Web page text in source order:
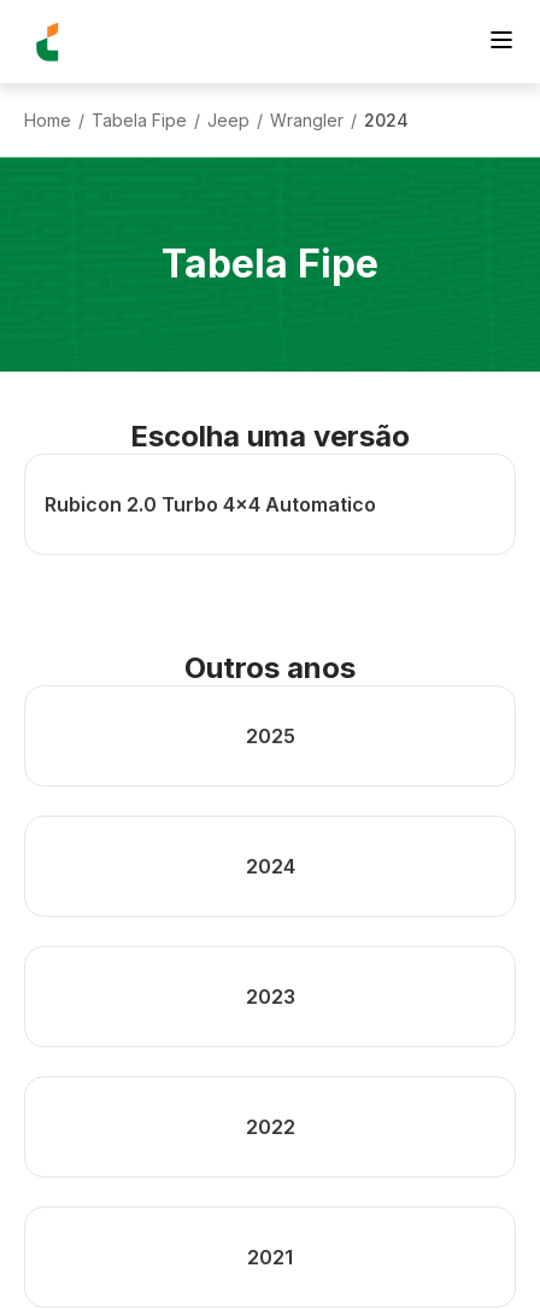
Home / Tabela Fipe / Jeep / Wrangler / 2024
Tabela Fipe
Escolha uma versão
Rubicon 2.0 Turbo 4x4 Automatico
Outros anos
2025
2024
2023
2022
2021